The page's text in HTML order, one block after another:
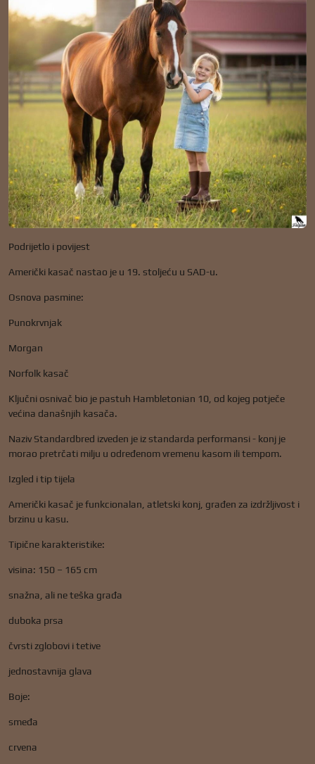
Podrijetlo i povijest
Američki kasač nastao je u 19. stoljeću u SAD-u.
Osnova pasmine:
Punokrvnjak
Morgan
Norfolk kasač
Ključni osnivač bio je pastuh Hambletonian 10, od kojeg potječe
većina današnjih kasača.
Naziv Standardbred izveden je iz standarda performansi - konj je
morao pretrčati milju u određenom vremenu kasom ili tempom.
Izgled i tip tijela
Američki kasač je funkcionalan, atletski konj, građen za izdržljivost i
brzinu u kasu.
Tipične karakteristike:
visina: 150 – 165 cm
snažna, ali ne teška građa
duboka prsa
čvrsti zglobovi i tetive
jednostavnija glava
Boje:
smeđa
crvena